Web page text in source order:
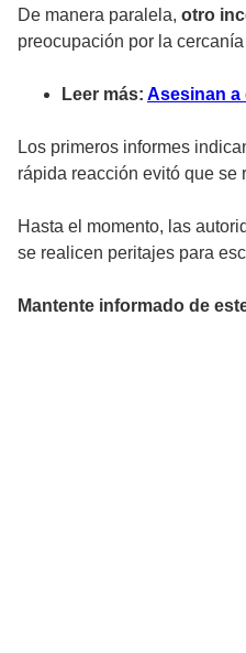
De manera paralela, otro
preocupación por la
Leer más: Asesinan a
Los primeros informes
rápida reacción evitó que se
Hasta el momento, las
se realicen peritajes para
Mantente informado de